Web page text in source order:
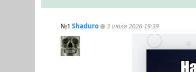
№1 Shaduro 3 июля 2026 19:39